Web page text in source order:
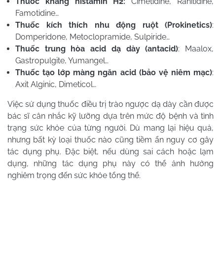
Famotidine…
Thuốc kích thích nhu động ruột (Prokinetics):
Domperidone, Metoclopramide, Sulpiride…
Thuốc trung hòa acid dạ dày (antacid): Maalox,
Gastropulgite, Yumangel…
Thuốc tạo lớp màng ngăn acid (bảo vệ niêm mạc):
Axit Alginic, Dimeticol…
Việc sử dụng thuốc điều trị trào ngược dạ dày cần được
bác sĩ cân nhắc kỹ lưỡng dựa trên mức độ bệnh và tình
trạng sức khỏe của từng người. Dù mang lại hiệu quả,
nhưng bất kỳ loại thuốc nào cũng tiềm ẩn nguy cơ gây
tác dụng phụ. Đặc biệt, nếu dùng sai cách hoặc lạm
dụng, những tác dụng phụ này có thể ảnh hưởng
nghiêm trọng đến sức khỏe tổng thể.